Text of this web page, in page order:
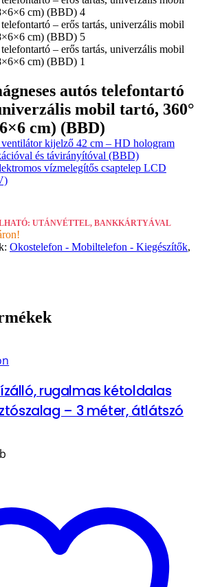
autós telefontartó
mobil tartó, 360°
cm) (BBD)
kijelző 42 cm – HD hologram
és távirányítóval (BBD)
vízmelegítős csaptelep LCD
UTÁNVÉTTEL, BANKKÁRTYÁVAL
Okostelefon - Mobiltelefon - Kiegészítők,
rugalmas kétoldalas
– 3 méter, átlátszó